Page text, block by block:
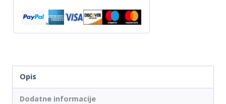
Opis
Dodatne informacije